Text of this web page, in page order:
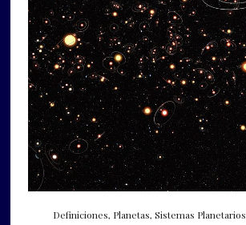
Definiciones, Planetas,Sistemas Planetarios